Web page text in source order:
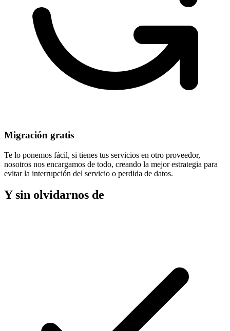
Migración gratis
Te lo ponemos fácil, si tienes tus servicios en otro proveedor,
nosotros nos encargamos de todo, creando la mejor estrategia para
evitar la interrupción del servicio o perdida de datos.
Y sin olvidarnos de